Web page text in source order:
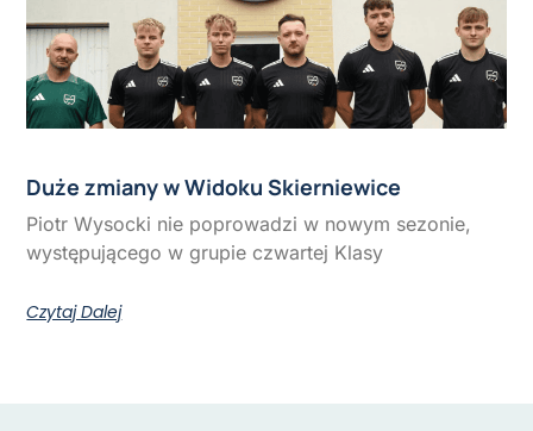
Duże zmiany w Widoku Skierniewice
Piotr Wysocki nie poprowadzi w nowym sezonie,
występującego w grupie czwartej Klasy
Czytaj Dalej